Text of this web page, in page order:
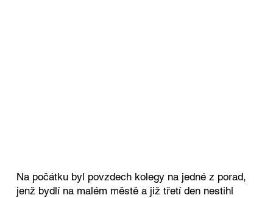
Na počátku byl povzdech kolegy na jedné z porad,
jenž bydlí na malém městě a již třetí den nestihl